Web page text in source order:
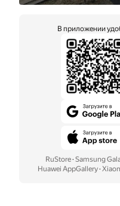
В приложении
RuStore· Samsung
Huawei AppGallery·